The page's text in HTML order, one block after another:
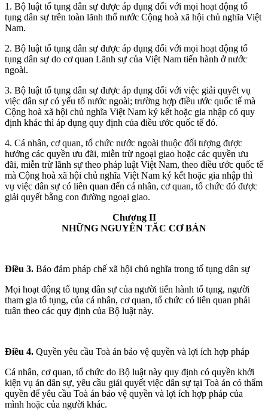
1. Bộ luật tố tụng dân sự được áp dụng đối với mọi hoạt động tố
tụng dân sự trên toàn lãnh thổ nước Cộng hoà xã hội chủ nghĩa Việt
Nam.
2. Bộ luật tố tụng dân sự được áp dụng đối với mọi hoạt động tố
tụng dân sự do cơ quan Lãnh sự của Việt Nam tiến hành ở nước
ngoài.
3. Bộ luật tố tụng dân sự được áp dụng đối với việc giải quyết vụ
việc dân sự có yếu tố nước ngoài; trường hợp điều ước quốc tế mà
Cộng hoà xã hội chủ nghĩa Việt Nam ký kết hoặc gia nhập có quy
định khác thì áp dụng quy định của điều ước quốc tế đó.
4. Cá nhân, cơ quan, tổ chức nước ngoài thuộc đối tượng được
hưởng các quyền ưu đãi, miễn trừ ngoại giao hoặc các quyền ưu
đãi, miễn trừ lãnh sự theo pháp luật Việt Nam, theo điều ước quốc tế
mà Cộng hoà xã hội chủ nghĩa Việt Nam ký kết hoặc gia nhập thì
vụ việc dân sự có liên quan đến cá nhân, cơ quan, tổ chức đó được
giải quyết bằng con đường ngoại giao.
Chương II
NHỮNG NGUYÊN TĂC CƠ BẢN
Điều 3. Bảo đảm pháp chế xã hội chủ nghĩa trong tố tụng dân sự
Mọi hoạt động tố tụng dân sự của người tiến hành tố tụng, người
tham gia tố tụng, của cá nhân, cơ quan, tổ chức có liên quan phải
tuân theo các quy định của Bộ luật này.
Điều 4. Quyền yêu cầu Toà án bảo vệ quyền và lợi ích hợp pháp
Cá nhân, cơ quan, tổ chức do Bộ luật này quy định có quyền khởi
kiện vụ án dân sự, yêu cầu giải quyết việc dân sự tại Toà án có thẩm
quyền để yêu cầu Toà án bảo vệ quyền và lợi ích hợp pháp của
mình hoặc của người khác.